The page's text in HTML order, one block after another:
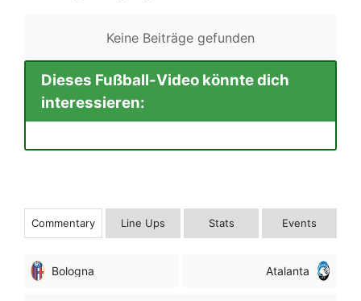
Keine Beiträge gefunden
Dieses Fußball-Video könnte dich
interessieren:
Commentary Line Ups Stats Events
Bologna Atalanta